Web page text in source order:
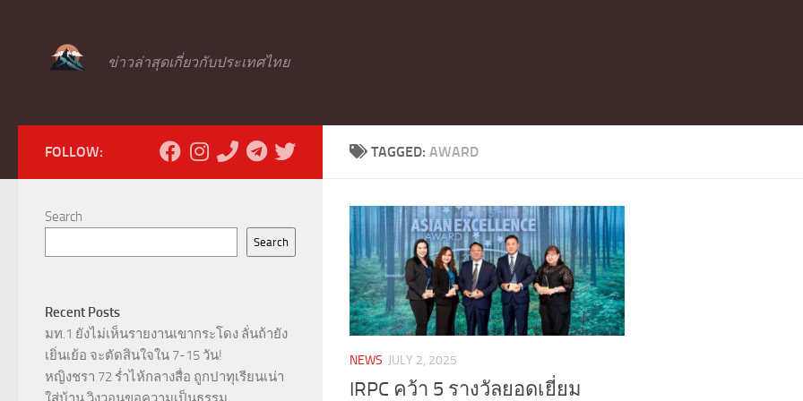
ข่าวล่าสุดเกี่ยวกับประเทศไทย
TAGGED: AWARD
NEWS JULY 2, 2025
IRPC คว้า 5 รางวัลยอดเยี่ยม
FOLLOW:
Search
Search
Recent Posts
มท.1 ยังไม่เห็นรายงานเขากระโดง ลั่นถ้ายัง
เยิ่นเย้อ จะตัดสินใจใน 7-15 วัน!
หญิงชรา 72 ร่ำไห้กลางสื่อ ถูกปาทุเรียนเน่า